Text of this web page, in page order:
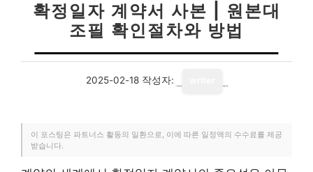
확정일자 계약서 사본 | 원본대
조필 확인절차와 방법
2025-02-18 작성자:
이 포스팅은 파트너스 활동의 일환으로, 이에 따른 일정액의 수수료를 제공
받습니다.